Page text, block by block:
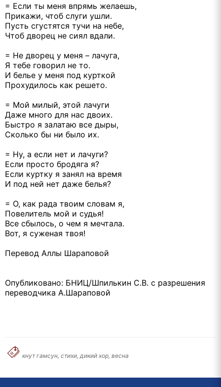
= Если ты меня впрямь желаешь,
Прикажи, чтоб слуги ушли.
Пусть сгустятся тучи на небе,
Чтоб дворец не сиял вдали.
= Не дворец у меня – лачуга,
Я тебе говорил не то.
И белье у меня под курткой
Прохудилось как решето.
= Мой милый, этой лачуги
Даже много для нас двоих.
Быстро я залатаю все дыры,
Сколько бы ни было их.
= Ну, а если нет и лачуги?
Если просто бродяга я?
Если куртку я занял на время
И под ней нет даже белья?
= О, как рада твоим словам я,
Повелитель мой и судья!
Все сбылось, о чем я мечтала.
Вот, я суженая твоя!
Перевод Аллы Шараповой
Опубликовано: БНИЦ/Шпилькин С.В. с разрешения
переводчика А.Шараповой
кнут гамсун, стихи, дикий хор, весна